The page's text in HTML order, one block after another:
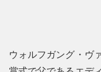
ウォルフガング・ヴ